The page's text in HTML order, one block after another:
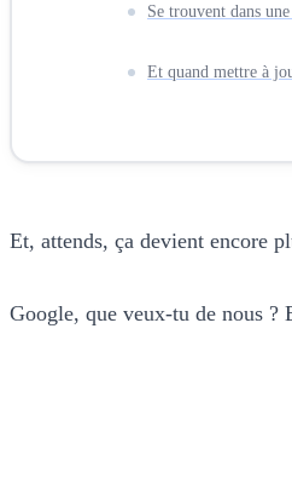
Se trouvent dans
Et quand mettre à
Et, attends, ça devient encore
Google, que veux-tu de nous ?